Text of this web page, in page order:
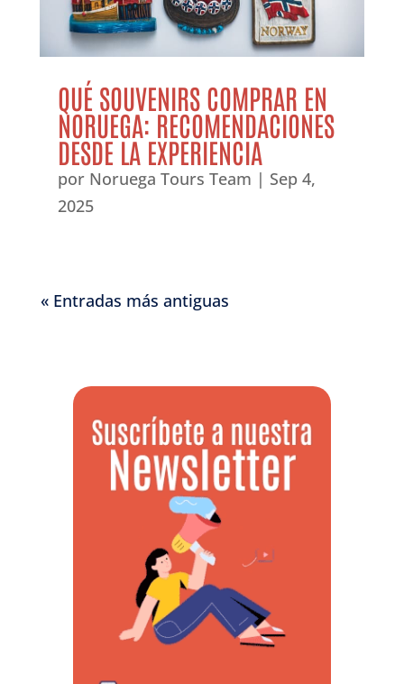
QUÉ SOUVENIRS COMPRAR EN
NORUEGA: RECOMENDACIONES
DESDE LA EXPERIENCIA
por Noruega Tours Team | Sep 4,
2025
« Entradas más antiguas